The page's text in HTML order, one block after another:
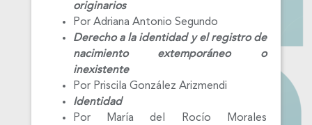
originarios
Por Adriana Antonio Segundo
Derecho a la identidad y el registro de
nacimiento extemporáneo o
inexistente
Por Priscila González Arizmendi
Identidad
Por María del Rocío Morales